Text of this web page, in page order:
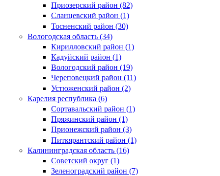
Приозерский район (82)
Сланцевский район (1)
Тосненский район (30)
Вологодская область (34)
Кирилловский район (1)
Кадуйский район (1)
Вологодский район (19)
Череповецкий район (11)
Устюженский район (2)
Карелия республика (6)
Сортавальский район (1)
Пряжинский район (1)
Прионежский район (3)
Питкярантский район (1)
Калининградская область (16)
Советский округ (1)
Зеленоградский район (7)